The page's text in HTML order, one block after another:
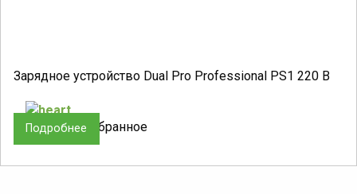
Зарядное устройство Dual Pro Professional PS1 220 В
Подробнее
добавить в избранное